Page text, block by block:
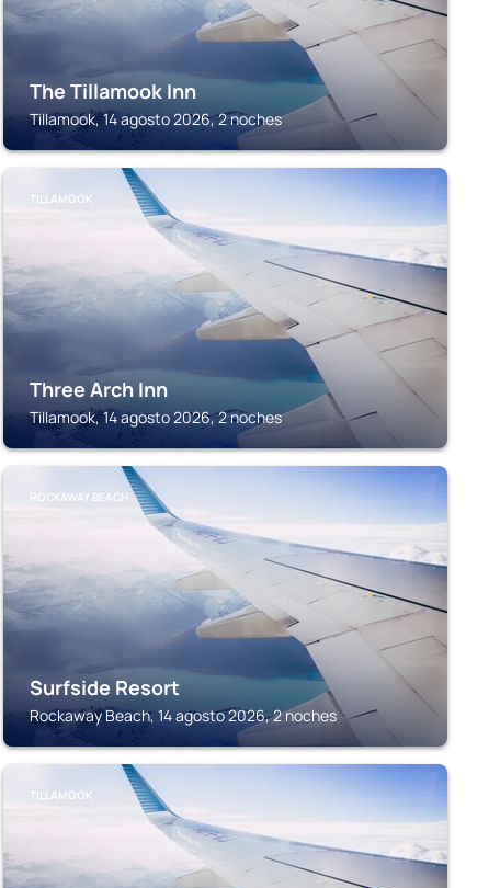
The Tillamook Inn
Tillamook, 14 agosto 2026, 2 noches
TILLAMOOK
Three Arch Inn
Tillamook, 14 agosto 2026, 2 noches
ROCKAWAY BEACH
Surfside Resort
Rockaway Beach, 14 agosto 2026, 2 noches
TILLAMOOK